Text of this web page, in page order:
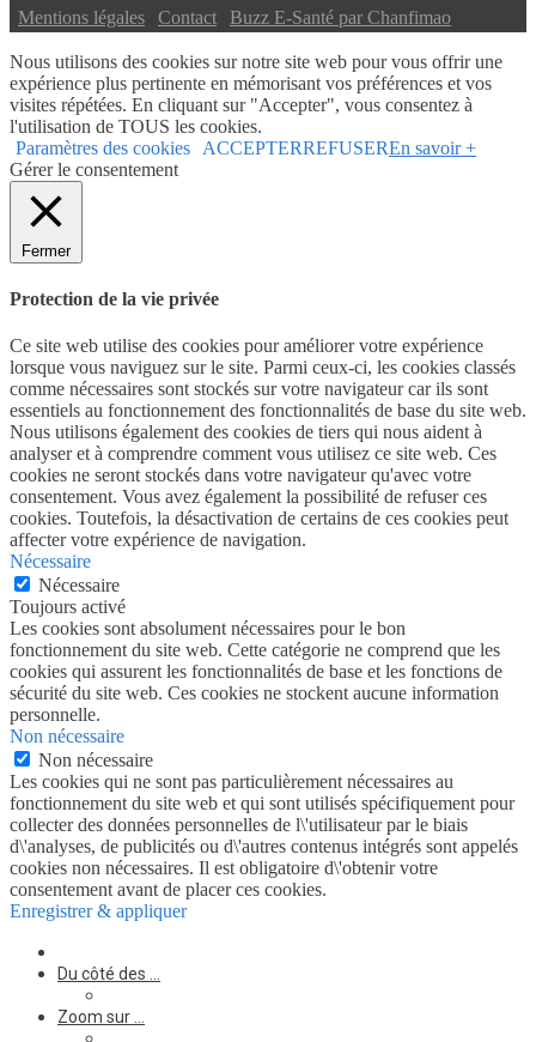
Mentions légales Contact Buzz E-Santé par Chanfimao
Nous utilisons des cookies sur notre site web pour vous offrir une
expérience plus pertinente en mémorisant vos préférences et vos
visites répétées. En cliquant sur "Accepter", vous consentez à
l'utilisation de TOUS les cookies.
Paramètres des cookies
ACCEPTERREFUSEREn savoir +
Gérer le consentement
Fermer
Protection de la vie privée
Ce site web utilise des cookies pour améliorer votre expérience
lorsque vous naviguez sur le site. Parmi ceux-ci, les cookies classés
comme nécessaires sont stockés sur votre navigateur car ils sont
essentiels au fonctionnement des fonctionnalités de base du site web.
Nous utilisons également des cookies de tiers qui nous aident à
analyser et à comprendre comment vous utilisez ce site web. Ces
cookies ne seront stockés dans votre navigateur qu'avec votre
consentement. Vous avez également la possibilité de refuser ces
cookies. Toutefois, la désactivation de certains de ces cookies peut
affecter votre expérience de navigation.
Nécessaire
Nécessaire
Toujours activé
Les cookies sont absolument nécessaires pour le bon
fonctionnement du site web. Cette catégorie ne comprend que les
cookies qui assurent les fonctionnalités de base et les fonctions de
sécurité du site web. Ces cookies ne stockent aucune information
personnelle.
Non nécessaire
Non nécessaire
Les cookies qui ne sont pas particulièrement nécessaires au
fonctionnement du site web et qui sont utilisés spécifiquement pour
collecter des données personnelles de l\'utilisateur par le biais
d\'analyses, de publicités ou d\'autres contenus intégrés sont appelés
cookies non nécessaires. Il est obligatoire d\'obtenir votre
consentement avant de placer ces cookies.
Enregistrer & appliquer
Du côté des …
Zoom sur …